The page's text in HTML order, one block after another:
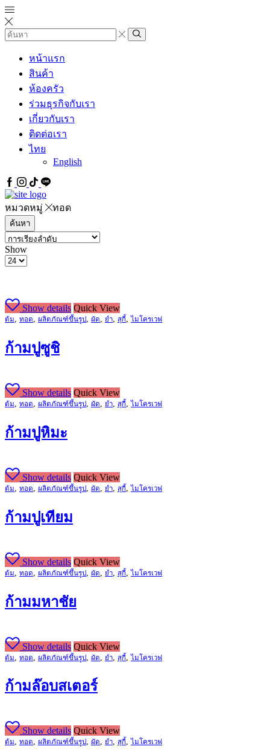
Search
input
Search
หน้าแรก
สินค้า
ห้องครัว
ร่วมธุรกิจกับเรา
เกี่ยวกับเรา
ติดต่อเรา
ไทย
English
Facebook
IG Tiktok
Line
หมวดหมู่ ทอด
ค้นหา
Show
Products
Show details Quick View
ต้ม, ทอด, ผลิตภัณฑ์ขึ้นรูป, ผัด, ยำ, สุกี้,ไมโครเวฟ
ก้ามปูซูชิ
Show details Quick View
ต้ม, ทอด, ผลิตภัณฑ์ขึ้นรูป, ผัด, ยำ, สุกี้,ไมโครเวฟ
ก้ามปูหิมะ
Show details Quick View
ต้ม ทอด ผลิตภัณฑ์ขึ้นรูป ผัด ยำ สุกี้ ,ไมโครเวฟ
ก้ามปูเทียม
Show details Quick View
ต้ม ทอด ผลิตภัณฑ์ขึ้นรูป ผัด ยำ สุกี้ ,ไมโครเวฟ
ก้ามมหาชัย
Show details Quick View
ต้ม ทอด ผลิตภัณฑ์ขึ้นรูป ผัด ยำ สุกี้ ,ไมโครเวฟ
ก้ามล๊อบสเตอร์
Show details Quick View
ต้ม, ทอด, ผลิตภัณฑ์ขึ้นรูป, ผัด, ยำ, สุกี้,ไมโครเวฟ